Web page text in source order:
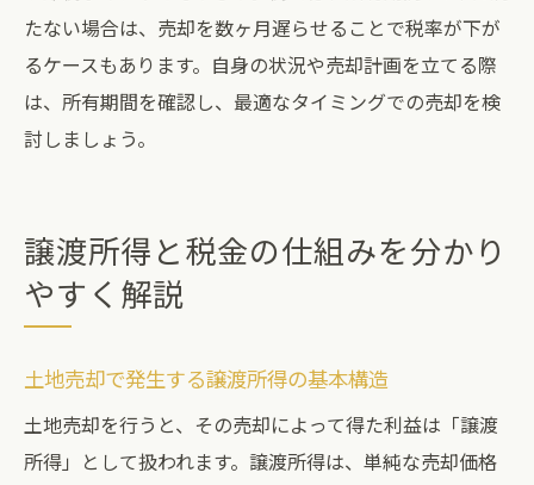
たない場合は、売却を数ヶ月遅らせることで税率が下が
るケースもあります。自身の状況や売却計画を立てる際
は、所有期間を確認し、最適なタイミングでの売却を検
討しましょう。
譲渡所得と税金の仕組みを分かり
やすく解説
土地売却で発生する譲渡所得の基本構造
土地売却を行うと、その売却によって得た利益は「譲渡
所得」として扱われます。譲渡所得は、単純な売却価格